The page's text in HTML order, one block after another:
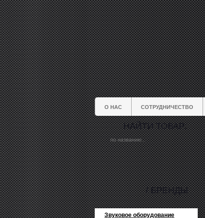
О НАС СОТРУДНИЧЕСТВО
НАЙТИ ТОВАР:
Звуковое оборудование
/ БРЕНДЫ